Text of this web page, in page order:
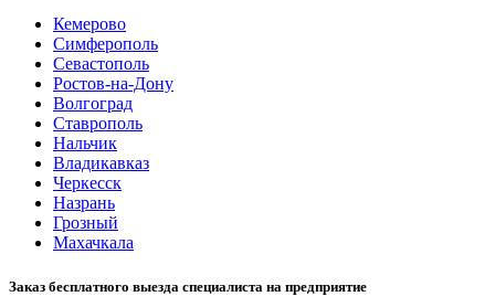
Кемерово
Симферополь
Севастополь
Ростов-на-Дону
Волгоград
Ставрополь
Нальчик
Владикавказ
Черкесск
Назрань
Грозный
Махачкала
Заказ бесплатного выезда специалиста на предприятие